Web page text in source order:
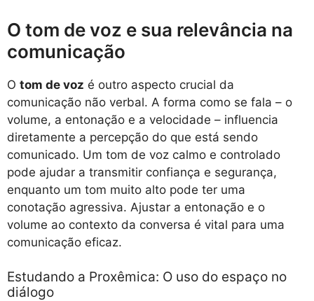
O tom de voz e sua relevância na
comunicação
O tom de voz é outro aspecto crucial da
comunicação não verbal. A forma como se fala – o
volume, a entonação e a velocidade – influencia
diretamente a percepção do que está sendo
comunicado. Um tom de voz calmo e controlado
pode ajudar a transmitir confiança e segurança,
enquanto um tom muito alto pode ter uma
conotação agressiva. Ajustar a entonação e o
volume ao contexto da conversa é vital para uma
comunicação eficaz.
Estudando a Proxêmica: O uso do espaço no
diálogo